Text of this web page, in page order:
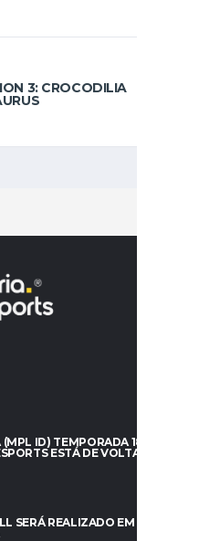
3: CROCODILIA
ID) TEMPORADA 18: O
ESTÁ DE VOLTA
SERÁ REALIZADO EM BREVE